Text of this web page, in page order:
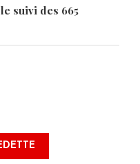
suivi des 665